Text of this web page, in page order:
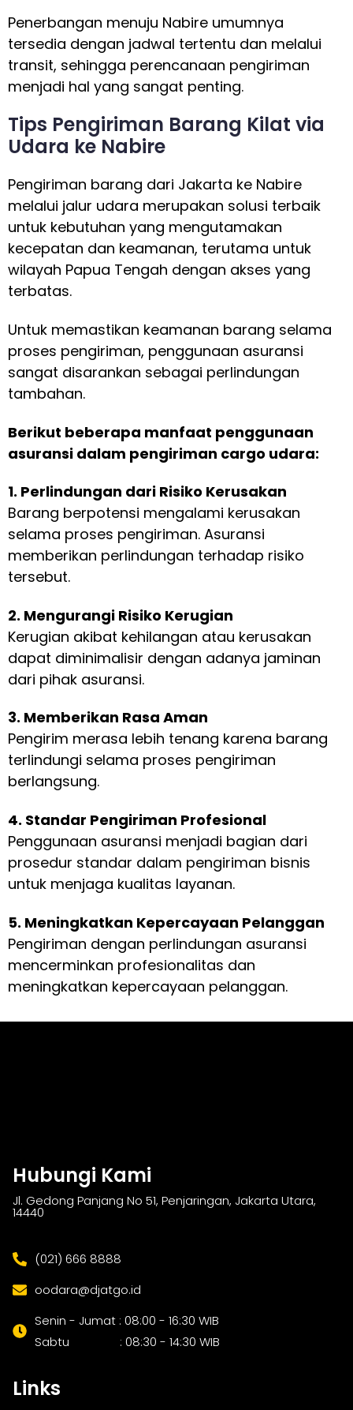
Penerbangan menuju Nabire umumnya
tersedia dengan jadwal tertentu dan melalui
transit, sehingga perencanaan pengiriman
menjadi hal yang sangat penting.
Tips Pengiriman Barang Kilat via
Udara ke Nabire
Pengiriman barang dari Jakarta ke Nabire
melalui jalur udara merupakan solusi terbaik
untuk kebutuhan yang mengutamakan
kecepatan dan keamanan, terutama untuk
wilayah Papua Tengah dengan akses yang
terbatas.
Untuk memastikan keamanan barang selama
proses pengiriman, penggunaan asuransi
sangat disarankan sebagai perlindungan
tambahan.
Berikut beberapa manfaat penggunaan
asuransi dalam pengiriman cargo udara:
1. Perlindungan dari Risiko Kerusakan
Barang berpotensi mengalami kerusakan
selama proses pengiriman. Asuransi
memberikan perlindungan terhadap risiko
tersebut.
2. Mengurangi Risiko Kerugian
Kerugian akibat kehilangan atau kerusakan
dapat diminimalisir dengan adanya jaminan
dari pihak asuransi.
3. Memberikan Rasa Aman
Pengirim merasa lebih tenang karena barang
terlindungi selama proses pengiriman
berlangsung.
4. Standar Pengiriman Profesional
Penggunaan asuransi menjadi bagian dari
prosedur standar dalam pengiriman bisnis
untuk menjaga kualitas layanan.
5. Meningkatkan Kepercayaan Pelanggan
Pengiriman dengan perlindungan asuransi
mencerminkan profesionalitas dan
meningkatkan kepercayaan pelanggan.
Hubungi Kami
Jl. Gedong Panjang No 51, Penjaringan, Jakarta Utara,
14440
(021) 666 8888
oodara@djatgo.id
Senin - Jumat : 08:00 - 16:30 WIB
Sabtu : 08:30 - 14:30 WIB
Links